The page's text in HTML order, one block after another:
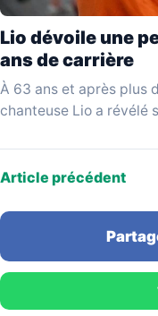
Lio dévoile une
ans de carrière
À 63 ans et après plus
chanteuse Lio a révélé
Article précédent